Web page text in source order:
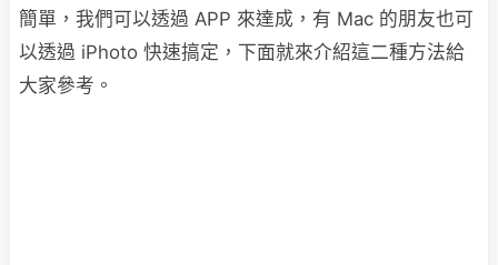
簡單，我們可以透過 APP 來達成，有 Mac 的朋友也可
以透過 iPhoto 快速搞定，下面就來介紹這二種方法給
大家參考。